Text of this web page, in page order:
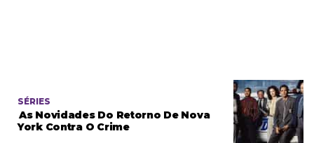
SÉRIES
As Novidades Do Retorno De Nova
York Contra O Crime